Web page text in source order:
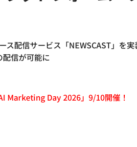
ス配信サービス「NEWSCAST」を実
配信が可能に
Marketing Day 2026」9/10開催！